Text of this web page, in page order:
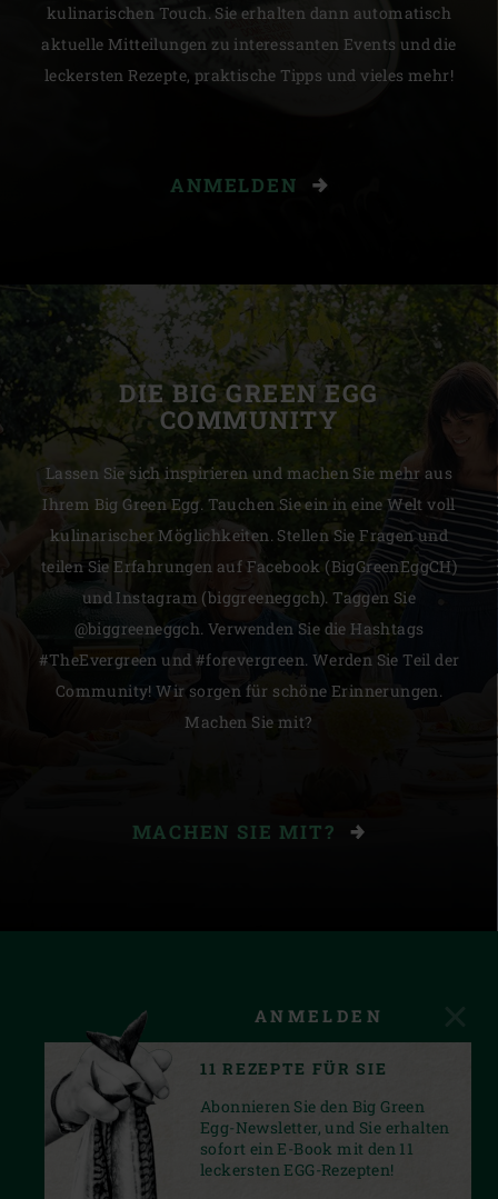
kulinarischen Touch. Sie erhalten dann automatisch
aktuelle Mitteilungen zu interessanten Events und die
leckersten Rezepte, praktische Tipps und vieles mehr!
ANMELDEN
DIE BIG GREEN EGG
COMMUNITY
Lassen Sie sich inspirieren und machen Sie mehr aus
Ihrem Big Green Egg. Tauchen Sie ein in eine Welt voll
kulinarischer Möglichkeiten. Stellen Sie Fragen und
teilen Sie Erfahrungen auf Facebook (BigGreenEggCH)
und Instagram (biggreeneggch). Taggen Sie
@biggreeneggch. Verwenden Sie die Hashtags
#TheEvergreen und #forevergreen. Werden Sie Teil der
Community! Wir sorgen für schöne Erinnerungen.
Machen Sie mit?
MACHEN SIE MIT?
ANMELDEN
11 REZEPTE FÜR SIE
Abonnieren Sie den Big Green
Egg-Newsletter, und Sie erhalten
sofort ein E-Book mit den 11
leckersten EGG-Rezepten!